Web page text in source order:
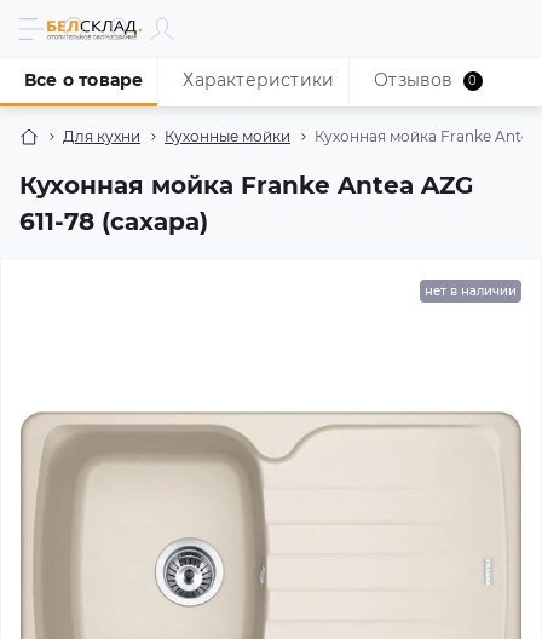
Для кухни Кухонные мойки Кухонная мойка Franke Antea
Кухонная мойка Franke Antea AZG
611-78 (сахара)
Все о товаре Характеристики Отзывов 0
нет в наличии